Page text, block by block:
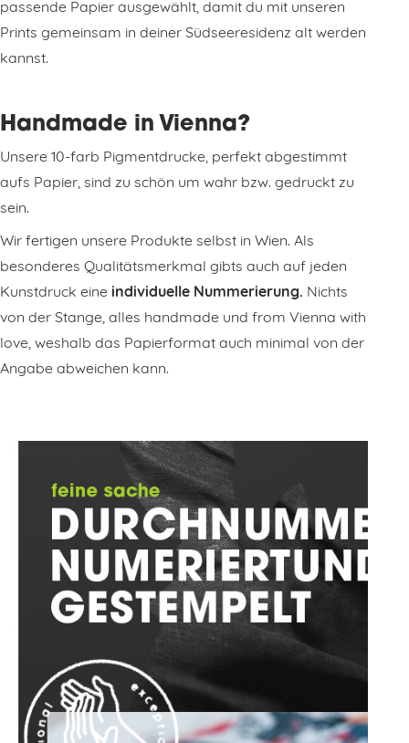
passende Papier ausgewählt, damit du mit unseren
Prints gemeinsam in deiner Südseeresidenz alt werden
kannst.
Handmade in Vienna?
Unsere 10-farb Pigmentdrucke, perfekt abgestimmt
aufs Papier, sind zu schön um wahr bzw. gedruckt zu
sein.
Wir fertigen unsere Produkte selbst in Wien. Als
besonderes Qualitätsmerkmal gibts auch auf jeden
Kunstdruck eine individuelle Nummerierung. Nichts
von der Stange, alles handmade und from Vienna with
love, weshalb das Papierformat auch minimal von der
Angabe abweichen kann.